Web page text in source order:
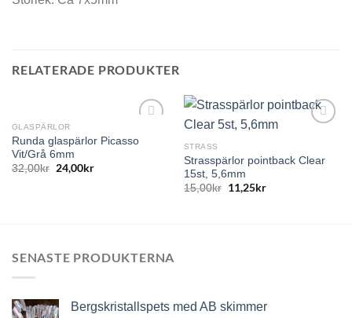
RELATERADE PRODUKTER
GLASPÄRLOR
Runda glaspärlor Picasso
Vit/Grå 6mm
32,00kr 24,00kr
STRASS
Strasspärlor pointback Clear
15st, 5,6mm
15,00kr 11,25kr
SENASTE PRODUKTERNA
Bergskristallspets med AB skimmer